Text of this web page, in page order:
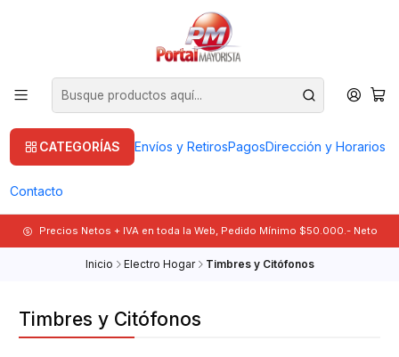
CATEGORÍAS Envíos y RetirosPagosDirección y Horarios
Contacto
Precios Netos + IVA en toda la Web, Pedido Mínimo $50.000.- Neto
Inicio Electro Hogar Timbres y Citófonos
Timbres y Citófonos